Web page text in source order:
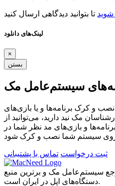
شوید
لینک‌های دانلود
×
بستن
سیستم‌عامل مک
و کرک برنامه‌ها و یا بازی‌های
مک نید دارید، می‌توانید از
و بازی‌های مد نظر شما در
ثبت درخواست تماس با پشتیبانی
سیستم‌عامل مک و برترین منبع
دستگاه‌های اپل در ایران است.